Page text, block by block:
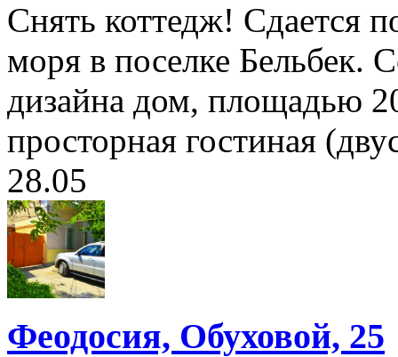
Снять коттедж! Сдается
моря в поселке Бельбек.
дизайна дом, площадью
просторная гостиная
28.05
Феодосия, Обуховой, 25